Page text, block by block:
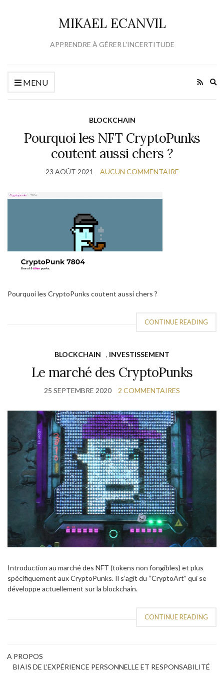
MIKAEL ECANVIL
APPRENDRE À GÉRER L'INCERTITUDE
MENU
BLOCKCHAIN
Pourquoi les NFT CryptoPunks
coutent aussi chers ?
23 AOÛT 2021 AUCUN COMMENTAIRE
Pourquoi les CryptoPunks coutent aussi chers ?
CONTINUE READING
BLOCKCHAIN , INVESTISSEMENT
Le marché des CryptoPunks
25 SEPTEMBRE 2020 2 COMMENTAIRES
Introduction au marché des NFT (tokens non fongibles) et plus
spécifiquement aux CryptoPunks. Il s’agit du “CryptoArt” qui se
développe actuellement sur la blockchain.
CONTINUE READING
A PROPOS
BIAIS DE L’EXPÉRIENCE PERSONNELLE ET RESPONSABILITÉ